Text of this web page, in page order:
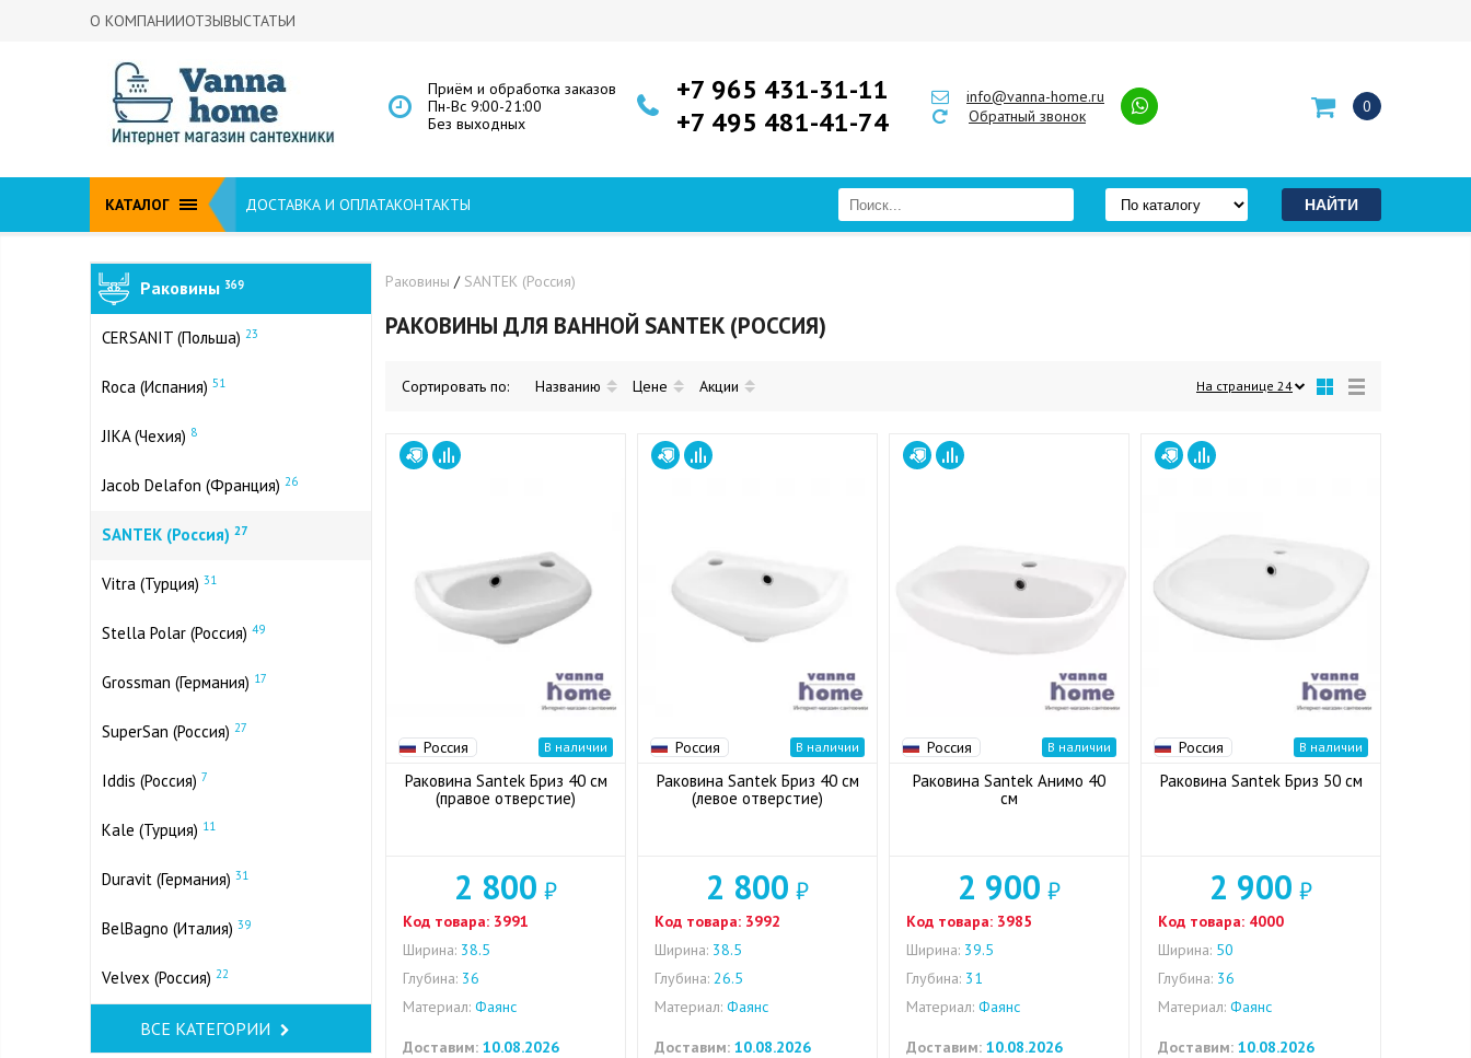
О КОМПАНИИОТЗЫВЫСТАТЬИ
Приём и обработка заказов
Пн-Вс 9:00-21:00
Без выходных
+7 965 431-31-11
+7 495 481-41-74
info@vanna-home.ru
Обратный звонок
0
КАТАЛОГ ДОСТАВКА И ОПЛАТАКОНТАКТЫ
Раковины 369
CERSANIT (Польша) 23
Roca (Испания) 51
JIKA (Чехия) 8
Jacob Delafon (Франция) 26
SANTEK (Россия) 27
Vitra (Турция) 31
Stella Polar (Россия) 49
Grossman (Германия) 17
SuperSan (Россия) 27
Iddis (Россия) 7
Kale (Турция) 11
Duravit (Германия) 31
BelBagno (Италия) 39
Velvex (Россия) 22
ВСЕ КАТЕГОРИИ
Раковины / SANTEK (Россия)
РАКОВИНЫ ДЛЯ ВАННОЙ SANTEK (РОССИЯ)
Сортировать по: Названию Цене Акции На странице 24
Россия В наличии
Раковина Santek Бриз 40 см
(правое отверстие)
2 800 ₽
Код товара: 3991
Ширина: 38.5
Глубина: 36
Материал: Фаянс
Доставим: 10.08.2026
Россия В наличии
Раковина Santek Бриз 40 см
(левое отверстие)
2 800 ₽
Код товара: 3992
Ширина: 38.5
Глубина: 26.5
Материал: Фаянс
Доставим: 10.08.2026
Россия В наличии
Раковина Santek Анимо 40
см
2 900 ₽
Код товара: 3985
Ширина: 39.5
Глубина: 31
Материал: Фаянс
Доставим: 10.08.2026
Россия В наличии
Раковина Santek Бриз 50 см
2 900 ₽
Код товара: 4000
Ширина: 50
Глубина: 36
Материал: Фаянс
Доставим: 10.08.2026